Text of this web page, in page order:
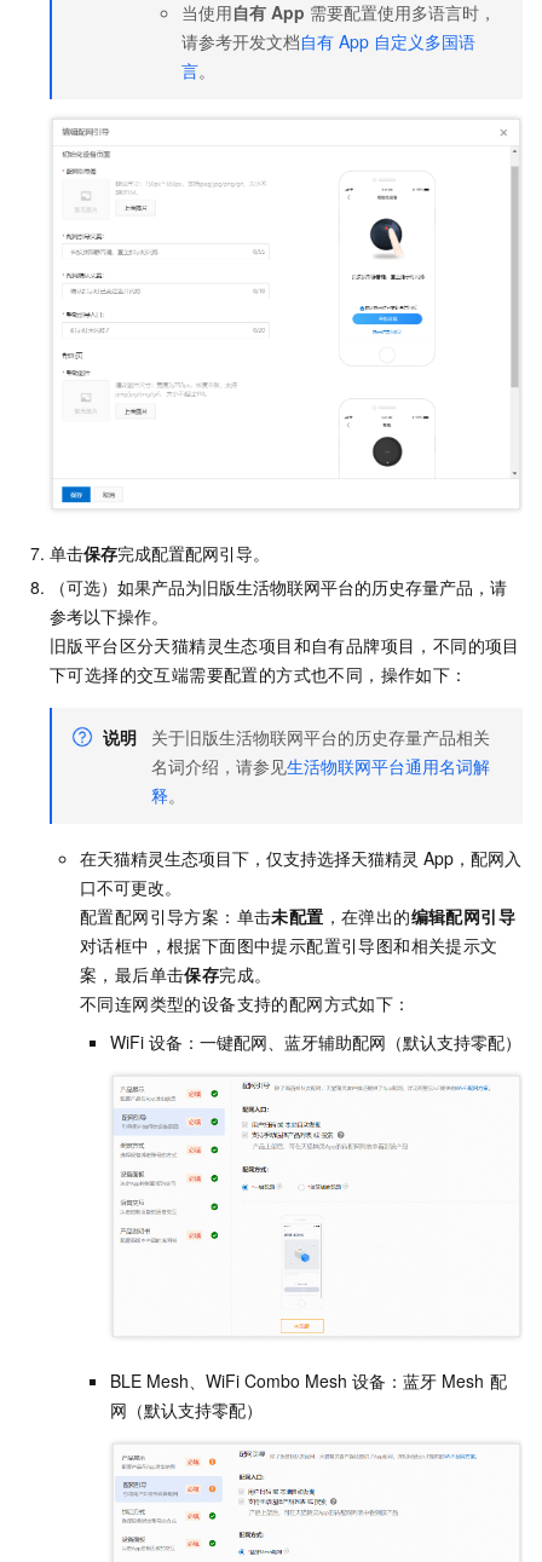
当使用自有 App 需要配置使用多语言时，
请参考开发文档自有 App 自定义多国语
言。
单击保存完成配置配网引导。
（可选）如果产品为旧版生活物联网平台的历史存量产品，请
参考以下操作。
旧版平台区分天猫精灵生态项目和自有品牌项目，不同的项目
下可选择的交互端需要配置的方式也不同，操作如下：
说明
关于旧版生活物联网平台的历史存量产品相关
名词介绍，请参见生活物联网平台通用名词解
释。
在天猫精灵生态项目下，仅支持选择天猫精灵 App，配网入
口不可更改。
配置配网引导方案：单击未配置 ，在弹出的编辑配网引导
对话框中，根据下面图中提示配置引导图和相关提示文
案，最后单击保存完成。
不同连网类型的设备支持的配网方式如下：
WiFi 设备：一键配网、蓝牙辅助配网（默认支持零配）
BLE Mesh、WiFi Combo Mesh 设备：蓝牙 Mesh 配
网（默认支持零配）